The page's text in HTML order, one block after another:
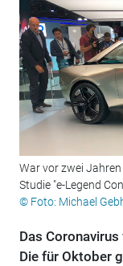
War vor zwei
Studie "e-Legend
© Foto: Michael
Das
Die für Oktober